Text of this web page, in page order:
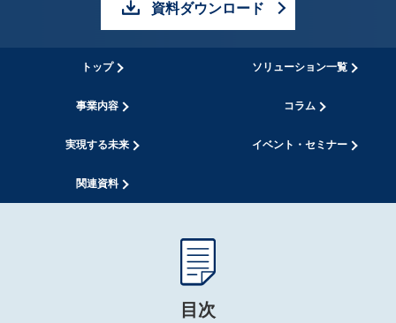
資料ダウンロード
トップ ソリューション一覧
事業内容 コラム
実現する未来 イベント・セミナー
関連資料
目次